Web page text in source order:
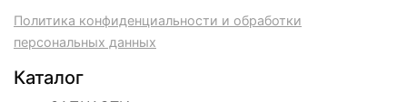
Политика конфиденциальности и обработки
персональных данных
Каталог